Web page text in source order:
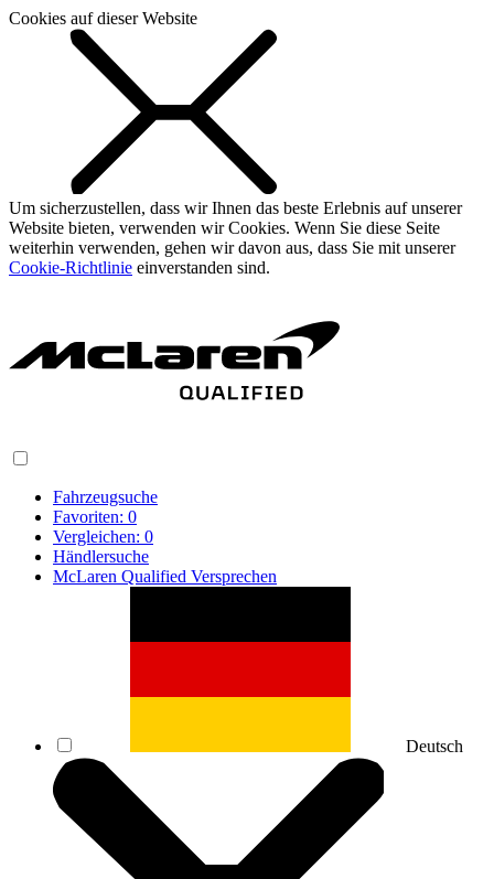
Cookies auf dieser Website
Um sicherzustellen, dass wir Ihnen das beste Erlebnis auf unserer
Website bieten, verwenden wir Cookies. Wenn Sie diese Seite
weiterhin verwenden, gehen wir davon aus, dass Sie mit unserer
Cookie-Richtlinie einverstanden sind.
Fahrzeugsuche
Favoriten: 0
Vergleichen: 0
Händlersuche
McLaren Qualified Versprechen
Deutsch